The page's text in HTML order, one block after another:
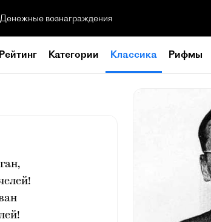
Денежные вознаграждения
Рейтинг Категории Классика Рифмы